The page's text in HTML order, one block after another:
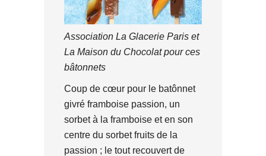
Association La Glacerie Paris et
La Maison du Chocolat pour ces
bâtonnets
Coup de cœur pour le batônnet
givré framboise passion, un
sorbet à la framboise et en son
centre du sorbet fruits de la
passion ; le tout recouvert de